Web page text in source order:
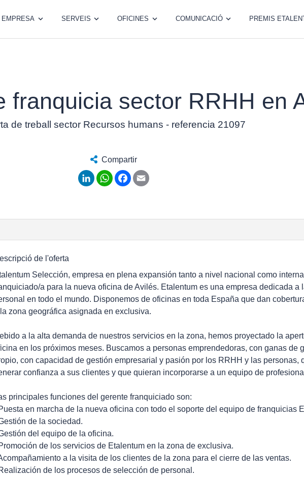
EMPRESA SERVEIS OFICINES COMUNICACIÓ PREMIS
franquicia sector RRHH en
de treball sector Recursos humans - referencia 21097
Compartir
LinkedInWhatsApp
Facebook
de l'oferta
Selección, empresa en plena expansión tanto a nivel nacional como
a para la nueva oficina de Avilés. Etalentum es una empresa dedicada a
en todo el mundo. Disponemos de oficinas en toda España que dan
zona geográfica asignada en exclusiva.
a la alta demanda de nuestros servicios en la zona, hemos proyectado la
en los próximos meses. Buscamos a personas emprendedoras, con ganas de
con capacidad de gestión empresarial y pasión por los RRHH y las personas,
confianza a sus clientes y que quieran incorporarse a un equipo de
principales funciones del gerente franquiciado son:
en marcha de la nueva oficina con todo el soporte del equipo de franquicias
de la sociedad.
del equipo de la oficina.
de los servicios de Etalentum en la zona de exclusiva.
a la visita de los clientes de la zona para el cierre de las ventas.
de los procesos de selección de personal.